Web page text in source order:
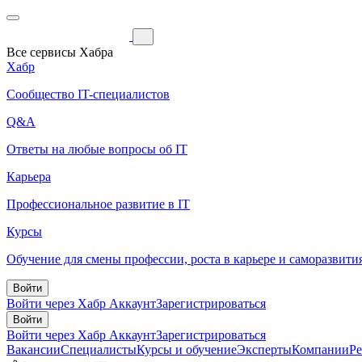
Все сервисы Хабра
Хабр
Сообщество IT-специалистов
Q&A
Ответы на любые вопросы об IT
Карьера
Профессиональное развитие в IT
Курсы
Обучение для смены профессии, роста в карьере и
Войти
Войти через Хабр АккаунтЗарегистрироваться
Войти
Войти через Хабр АккаунтЗарегистрироваться
ВакансииСпециалистыКурсы и обучениеЭкспертыКомпании